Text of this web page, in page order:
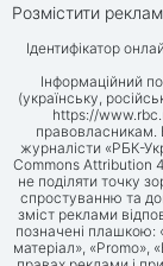
Розмістити
Ідентифікатор
Інформаційний
(українську,
https://
правовласникам.
журналісти «РБК-
Commons Attribution
не поділяти точку
спростуванню та
зміст реклами
позначені плашкою:
матеріал», «Promo»,